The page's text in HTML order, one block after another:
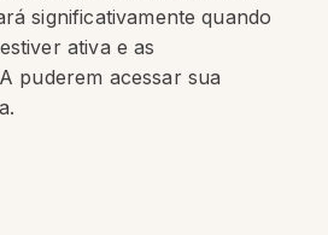
significativamente quando
ativa e as
puderem acessar sua